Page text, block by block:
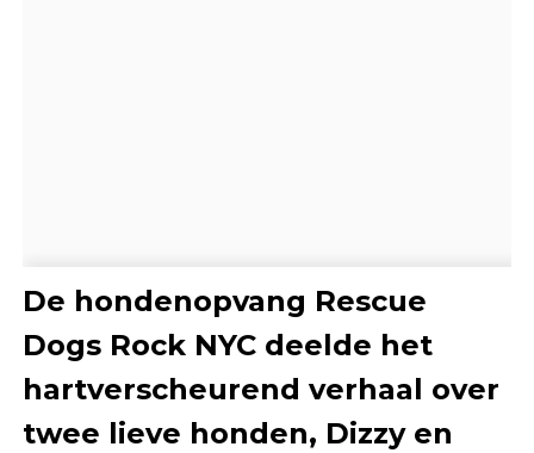
De hondenopvang Rescue
Dogs Rock NYC deelde het
hartverscheurend verhaal over
twee lieve honden, Dizzy en